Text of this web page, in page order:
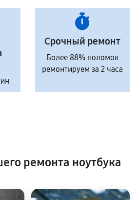
Срочный ремонт
Более 88% поломок
ремонтируем за 2 часа
ремонта ноутбука